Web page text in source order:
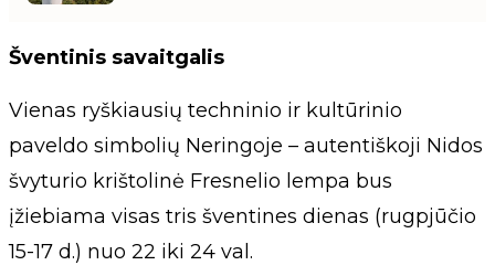
Šventinis savaitgalis
Vienas ryškiausių techninio ir kultūrinio
paveldo simbolių Neringoje – autentiškoji Nidos
švyturio krištolinė Fresnelio lempa bus
įžiebiama visas tris šventines dienas (rugpjūčio
15-17 d.) nuo 22 iki 24 val.